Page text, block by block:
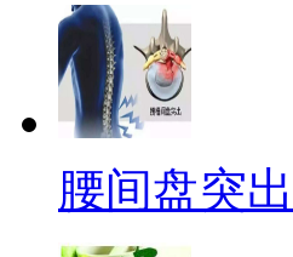
腰间盘突